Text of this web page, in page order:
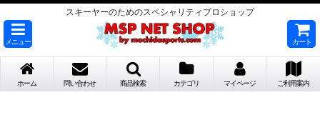
スキーヤーのためのスペシャリティプロショップ
メニュー カート
ホーム 問い合わせ 商品検索 カテゴリ マイページ ご利用案内